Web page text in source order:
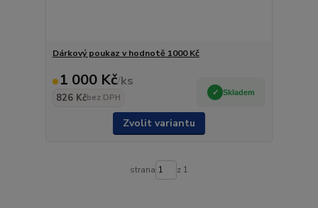
Dárkový poukaz v hodnotě 1000 Kč
1 000 Kč/ks
826 Kčbez DPH
Skladem
Zvolit variantu
strana z 1